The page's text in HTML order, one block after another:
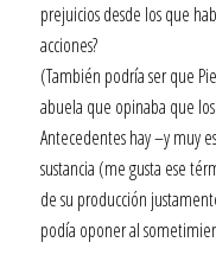
prejuicios desde los que
acciones?
(También podría ser que
abuela que opinaba que
Antecedentes hay –y muy
sustancia (me gusta ese
de su producción
podía oponer al